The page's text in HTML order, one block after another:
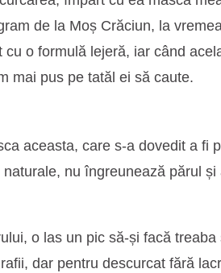
de la Moș Crăciun, la
o formulă lejeră, iar când
mai pus pe tatăl ei să caute.
aceasta, care s-a dovedit a fi
nu îngreunează părul și
o las un pic să-și facă
dar pentru descurcat fără